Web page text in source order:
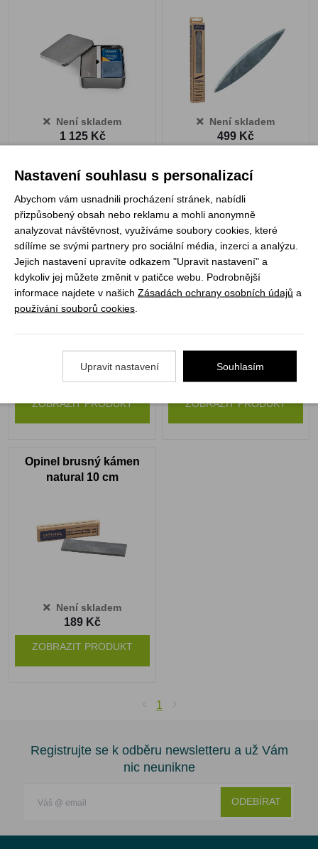
Není skladem
1 125 Kč
Není skladem
499 Kč
Brousek dělený
200x50x25 mm
Není skladem
35 Kč
ZOBRAZIT PRODUKT
Opinel Alpine pouzdro
Není skladem
369 Kč
ZOBRAZIT PRODUKT
Opinel brusný kámen
natural 10 cm
Není skladem
189 Kč
ZOBRAZIT PRODUKT
1
Registrujte se k odběru newsletteru a už Vám
nic neunikne
ODEBÍRAT
Nastavení souhlasu s personalizací
Abychom vám usnadnili procházení stránek, nabídli
přizpůsobený obsah nebo reklamu a mohli anonymně
analyzovat návštěvnost, využíváme soubory cookies, které
sdílíme se svými partnery pro sociální média, inzerci a analýzu.
Jejich nastavení upravíte odkazem "Upravit nastavení" a
kdykoliv jej můžete změnit v patičce webu. Podrobnější
informace najdete v našich Zásadách ochrany osobních údajů a
používání souborů cookies
Upravit nastavení Souhlasím